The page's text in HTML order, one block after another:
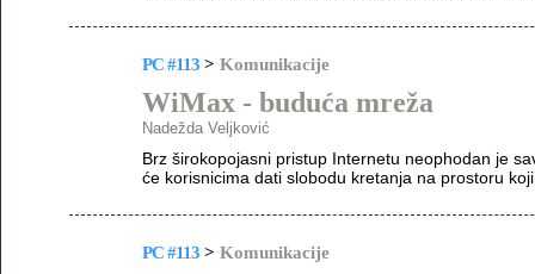
PC #113 > Komunikacije
WiMax - buduća mreža
Nadežda Veljković
Brz širokopojasni pristup Internetu neophodan je
će korisnicima dati slobodu kretanja na prostoru
PC #113 > Komunikacije